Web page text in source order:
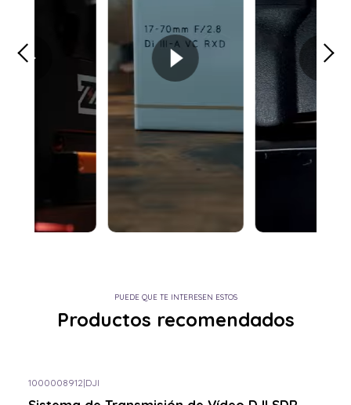
PUEDE QUE TE INTERESEN ESTOS
Productos recomendados
1000008912|DJI